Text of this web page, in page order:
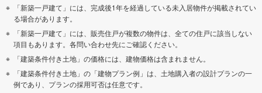
「新築一戸建て」には、完成後1年を経過している未入居物件が掲載されてい
る場合があります。
「新築一戸建て」には、販売住戸が複数の物件は、全ての住戸に該当しない
項目もあります。各問い合わせ先にご確認ください。
「建築条件付き土地」の価格には、建物価格は含まれません。
「建築条件付き土地」の「建物プラン例」は、土地購入者の設計プランの一
例であり、プランの採用可否は任意です。